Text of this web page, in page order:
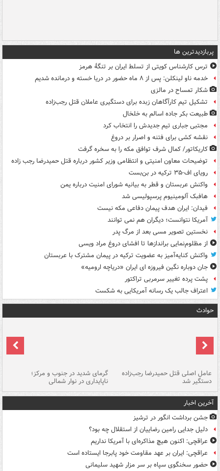
پربازدیدترین ها
ترس کارشناس کویتی از تسلط ایران بر تنگۀ هرمز
خدمه ناو لینکلن: پس از ۸ ماه حضور در دریا خسته و درمانده‌ شدیم
شکار تمساح در مالزی
تشکیل تیم کارآگاهان زبده برای دستگیری عاملان قتل رجب‌زاده
طبیعت بکر جاده اسالم به خلخال
مجتبی جباری تیم جدیدش را انتخاب کرد
نقشه کشی برای فتنه و اصرار بر دروغ
کاریکاتور/ کمال شرف توافق مکه را به سخره گرفت
توضیحات معاون امنیتی و انتظامی وزیر کشور درباره قتل حمیدرضا رجب زاده
رویای اف-۳۵ ترکیه در بن‌بست
واکنش عربستان و قطر به بیانیه شورای امنیت درباره یمن
هافبک آلومینیوم پرسپولیسی شد
فیدان: ایران هدف پیمان دفاعی مکه نیست
آمریکا نتوانست؛ دیگران هم نمی توانند
نخستین تصویر مسی بعد از مرگ پدر
از مظلوم‌نمایی براندازها تا افشای دروغ مراد ویسی
واکنش کنایه‌آمیز به عضویت ترکیه در پیمان مشترک با عربستان
جان دوباره نگین فیروزه ای ایران «دریاچه ارومیه»
پشت پرده تغییر سرمربی تراکتور
اعتراف جالب یک رسانه آمریکایی به شکست
حوادث
عامل اصلی قتل حمیدرضا رجب‌زاده
دستگیر شد
گرمای شدید در جنوب و مرکز؛
ناپایداری در نوار شمالی
آخرین اخبار
جشن برداشت انگور در ترشیز
دلیل جدایی رامین رضاییان از استقلال چه بود؟
عراقچی: اکنون هیچ مذاکره‌ای با آمریکا نداریم
عراقچی: ایران بر عهد مقاومت خود پابرجا ایستاده است
حضور سخنگوی سپاه بر سر مزار شهید سلیمانی